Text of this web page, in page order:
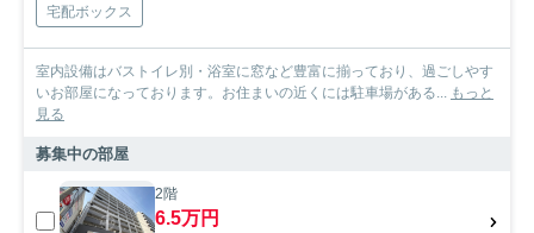
宅配ボックス
室内設備はバストイレ別・浴室に窓など豊富に揃っており、過ごしやす
いお部屋になっております。お住まいの近くには駐車場がある...
もっと
見る
募集中の部屋
2階
6.5万円